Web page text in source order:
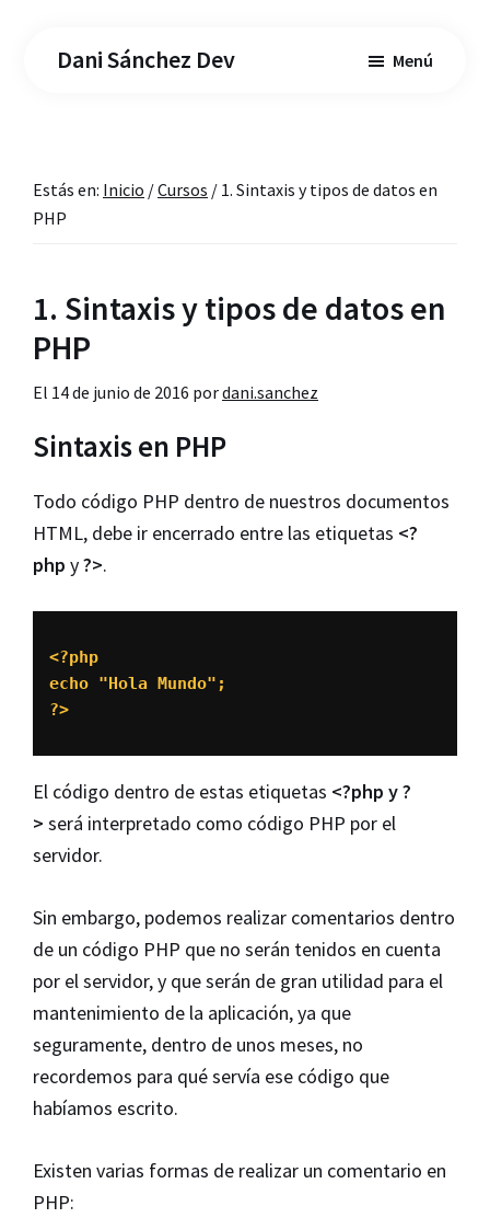
Dani Sánchez Dev Menú
Estás en: Inicio /Cursos / 1. Sintaxis y tipos de datos en
PHP
1. Sintaxis y tipos de datos en
PHP
El 14 de junio de 2016 pordani.sanchez
Sintaxis en PHP
Todo código PHP dentro de nuestros documentos
HTML, debe ir encerrado entre las etiquetas <?
php y?>.
<?php
echo "Hola Mundo";
?>
El código dentro de estas etiquetas <?php y ?
> será interpretado como código PHP por el
servidor.
Sin embargo, podemos realizar comentarios dentro
de un código PHP que no serán tenidos en cuenta
por el servidor, y que serán de gran utilidad para el
mantenimiento de la aplicación, ya que
seguramente, dentro de unos meses, no
recordemos para qué servía ese código que
habíamos escrito.
Existen varias formas de realizar un comentario en
PHP: